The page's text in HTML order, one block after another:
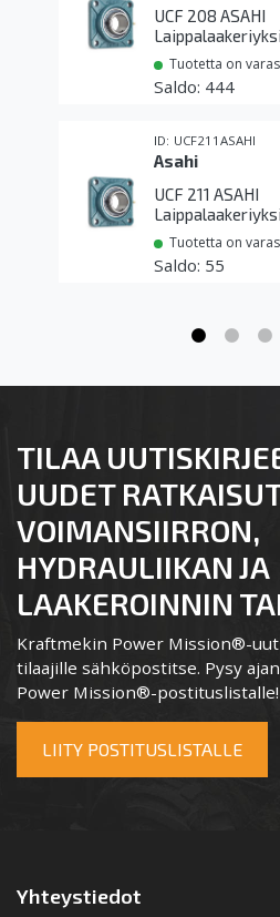
UCF 208 ASAHI
Tuotetta on
444
UCF211ASAHI
Asahi
UCF 211 ASAHI
Tuotetta on
55
TILAA
UUDET
VOIMANSIIRRON,
HYDRAULIIKAN JA
LAAKEROINNIN
Kraftmekin Power Mission®-
tilaajille sähköpostitse. Pysy
Power Mission®-postituslistalle!
LIITY POSTITUSLISTALLE
Yhteystiedot